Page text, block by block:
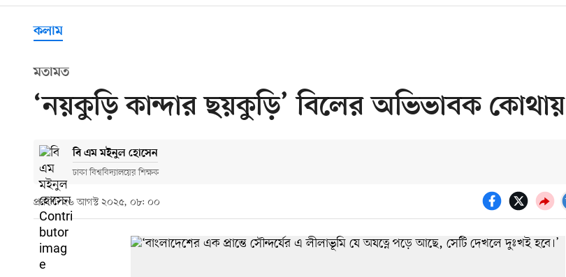
কলাম
মতামত
‘নয়কুড়ি কান্দার ছয়কুড়ি’ বিলের অভিভাবক কোথায়
বি এম মইনুল হোসেন
ঢাকা বিশ্ববিদ্যালয়ের শিক্ষক
প্রকাশ: ২৬ আগস্ট ২০২৫, ০৮: ০০